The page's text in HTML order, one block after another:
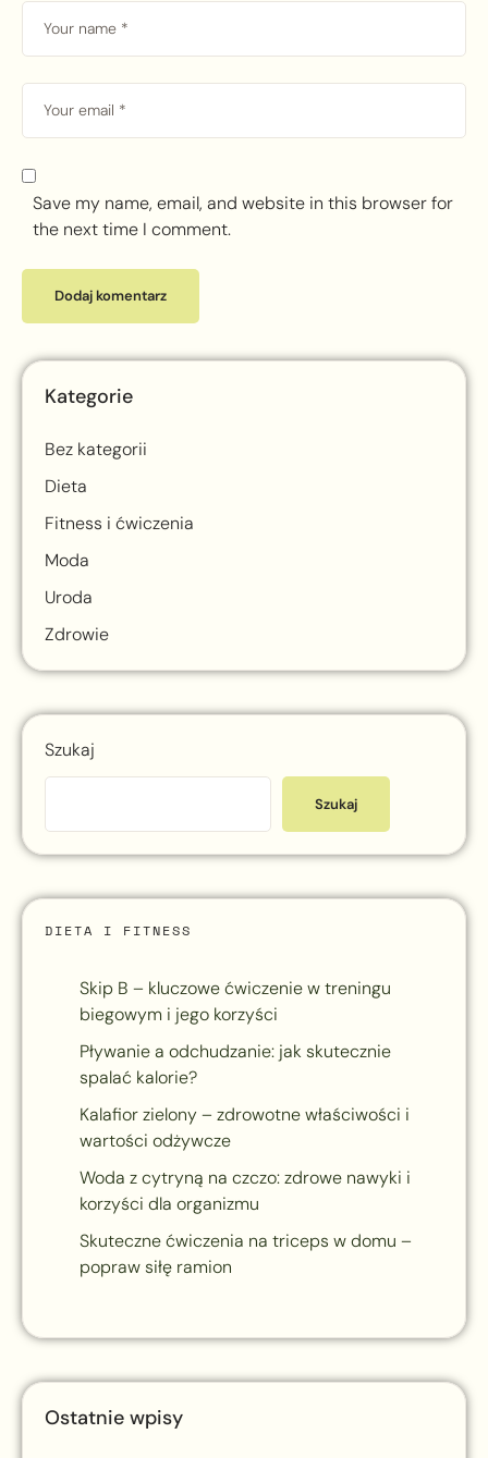
Save my name, email, and website in this browser for
the next time I comment.
Kategorie
Bez kategorii
Dieta
Fitness i ćwiczenia
Moda
Uroda
Zdrowie
Szukaj
Szukaj
DIETA I FITNESS
Skip B – kluczowe ćwiczenie w treningu
biegowym i jego korzyści
Pływanie a odchudzanie: jak skutecznie
spalać kalorie?
Kalafior zielony – zdrowotne właściwości i
wartości odżywcze
Woda z cytryną na czczo: zdrowe nawyki i
korzyści dla organizmu
Skuteczne ćwiczenia na triceps w domu –
popraw siłę ramion
Ostatnie wpisy